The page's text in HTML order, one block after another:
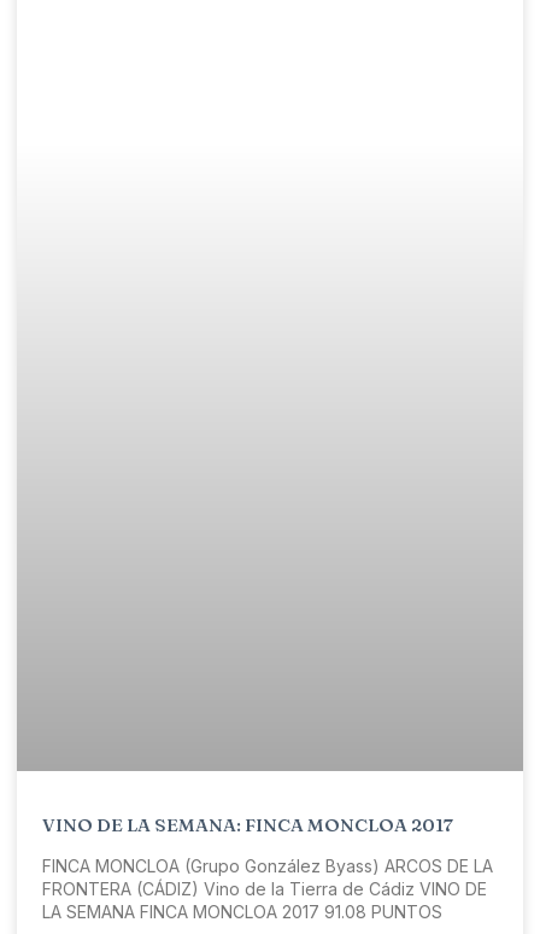
VINO DE LA SEMANA: FINCA MONCLOA 2017
FINCA MONCLOA (Grupo González Byass) ARCOS DE LA
FRONTERA (CÁDIZ) Vino de la Tierra de Cádiz VINO DE
LA SEMANA FINCA MONCLOA 2017 91.08 PUNTOS